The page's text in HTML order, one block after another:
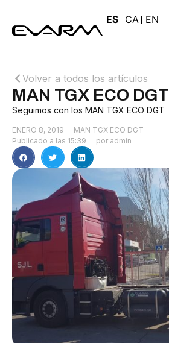
ES CA EN
Volver a todos los artículos
MAN TGX ECO DGT
Seguimos con los MAN TGX ECO DGT
ENERO 8, 2019
MAN TGX ECO DGT
Publicado a las 15:39 por admin